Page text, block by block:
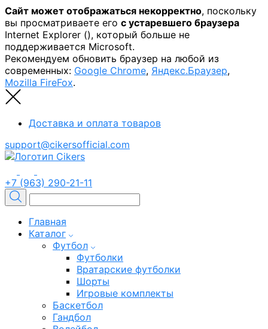
Сайт может отображаться некорректно, поскольку
вы просматриваете его с устаревшего браузера
Internet Explorer (), который больше не
поддерживается Microsoft.
Рекомендуем обновить браузер на любой из
современных: Google Chrome, Яндекс.Браузер,
Mozilla FireFox.
Доставка и оплата товаров
support@cikersofficial.com
+7 (963) 290-21-11
Главная
Каталог
Футбол
Футболки
Вратарские футболки
Шорты
Игровые комплекты
Баскетбол
Гандбол